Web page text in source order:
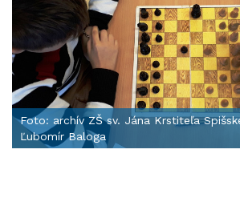
Foto: archív ZŠ sv. Jána Krstiteľa
Ľubomír Baloga